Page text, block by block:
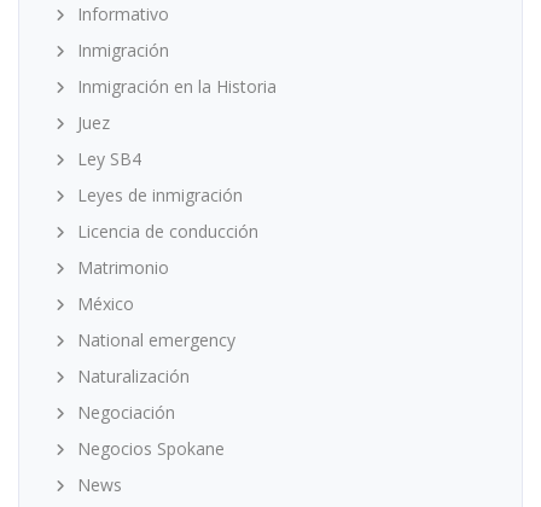
Informativo
Inmigración
Inmigración en la Historia
Juez
Ley SB4
Leyes de inmigración
Licencia de conducción
Matrimonio
México
National emergency
Naturalización
Negociación
Negocios Spokane
News